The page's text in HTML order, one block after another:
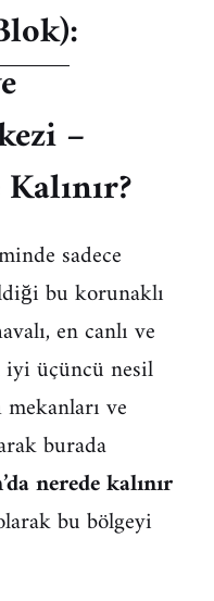
:
–
sadece
bu korunaklı
en canlı ve
üçüncü nesil
ve
burada
nerede kalınır
bu bölgeyi